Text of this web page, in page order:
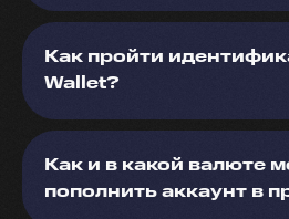
Как пройти
Wallet?
Как и в какой валюте
пополнить аккаунт в